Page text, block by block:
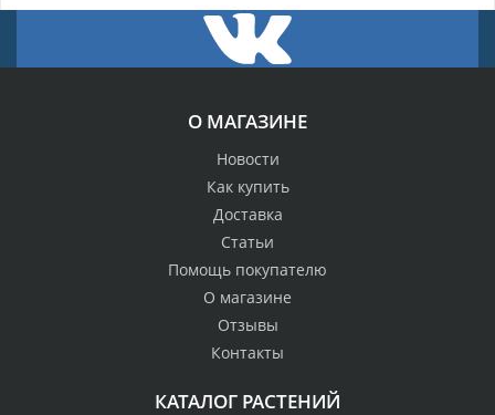
О МАГАЗИНЕ
Новости
Как купить
Доставка
Статьи
Помощь покупателю
О магазине
Отзывы
Контакты
КАТАЛОГ РАСТЕНИЙ